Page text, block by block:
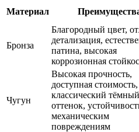
Материал
Бронза
Благородный цвет,
детализация,
патина, высокая
коррозионная
Чугун
Высокая прочность,
доступная стоимость,
классический тёмный
оттенок,
механическим
повреждениям